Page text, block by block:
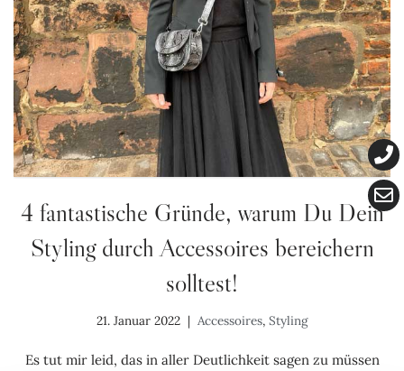
4 fantastische Gründe, warum Du Dein
Styling durch Accessoires bereichern
solltest!
21. Januar 2022 Accessoires, Styling
Es tut mir leid, das in aller Deutlichkeit sagen zu müssen